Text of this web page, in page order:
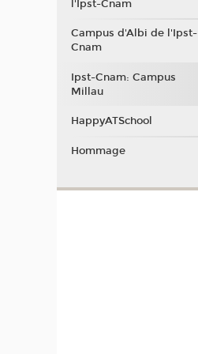
l'Ipst-Cnam
Campus d'Albi de l'Ipst-
Cnam
Ipst-Cnam: Campus
Millau
HappyATSchool
Hommage